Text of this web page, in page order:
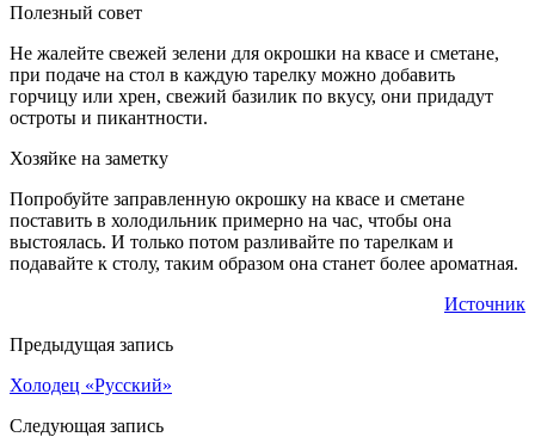
Полезный совет
Не жалейте свежей зелени для окрошки на квасе и сметане,
при подаче на стол в каждую тарелку можно добавить
горчицу или хрен, свежий базилик по вкусу, они придадут
остроты и пикантности.
Хозяйке на заметку
Попробуйте заправленную окрошку на квасе и сметане
поставить в холодильник примерно на час, чтобы она
выстоялась. И только потом разливайте по тарелкам и
подавайте к столу, таким образом она станет более ароматная.
Источник
Предыдущая запись
Холодец «Русский»
Следующая запись